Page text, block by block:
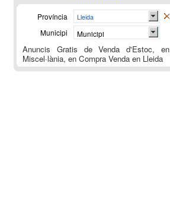
Província Lleida
Municipi Municipi
Anuncis Gratis de Venda d'Estoc, en
Miscel·lània, en Compra Venda en Lleida